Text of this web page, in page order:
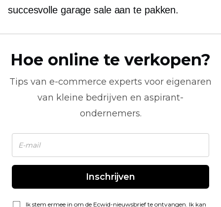
succesvolle garage sale aan te pakken.
Hoe online te verkopen?
Tips van e-commerce experts voor eigenaren
van kleine bedrijven en aspirant-
ondernemers.
Inschrijven
Ik stem ermee in om de Ecwid-nieuwsbrief te ontvangen. Ik kan